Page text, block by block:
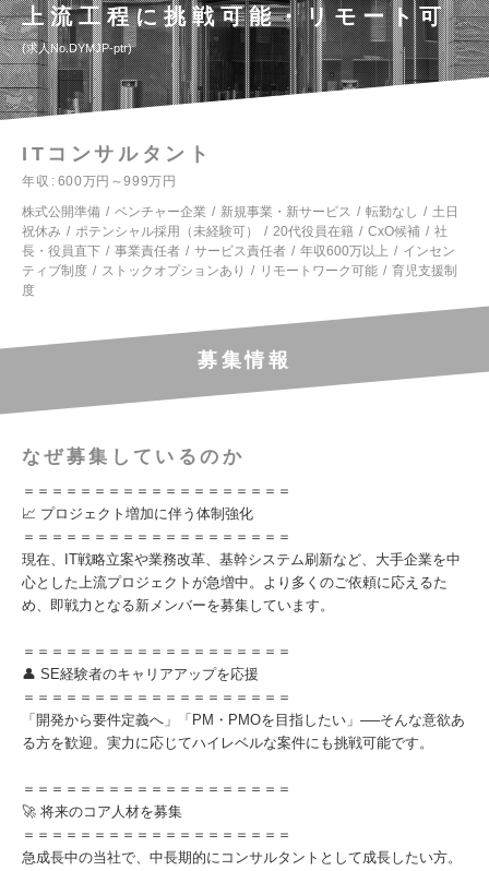
上流工程に挑戦可能・リモート可
求人No.DYMJP-ptr
ITコンサルタント
年収
600万円～999万円
株式公開準備
ベンチャー企業 新規事業・新サービス 転勤なし
土日
祝休み
ポテンシャル採用（未経験可） 20代役員在籍 CxO候補
社
長・役員直下
事業責任者 サービス責任者 年収600万以上
インセン
ティブ制度
ストックオプションあり リモートワーク可能
育児支援制
度
募集情報
なぜ募集しているのか
＝＝＝＝＝＝＝＝＝＝＝＝＝＝＝＝＝＝＝
📈 プロジェクト増加に伴う体制強化
＝＝＝＝＝＝＝＝＝＝＝＝＝＝＝＝＝＝＝
現在、IT戦略立案や業務改革、基幹システム刷新など、大手企業を中
心とした上流プロジェクトが急増中。より多くのご依頼に応えるた
め、即戦力となる新メンバーを募集しています。
＝＝＝＝＝＝＝＝＝＝＝＝＝＝＝＝＝＝＝
👤 SE経験者のキャリアアップを応援
＝＝＝＝＝＝＝＝＝＝＝＝＝＝＝＝＝＝＝
「開発から要件定義へ」「PM・PMOを目指したい」──そんな意欲あ
る方を歓迎。実力に応じてハイレベルな案件にも挑戦可能です。
＝＝＝＝＝＝＝＝＝＝＝＝＝＝＝＝＝＝＝
🚀 将来のコア人材を募集
＝＝＝＝＝＝＝＝＝＝＝＝＝＝＝＝＝＝＝
急成長中の当社で、中長期的にコンサルタントとして成長したい方。